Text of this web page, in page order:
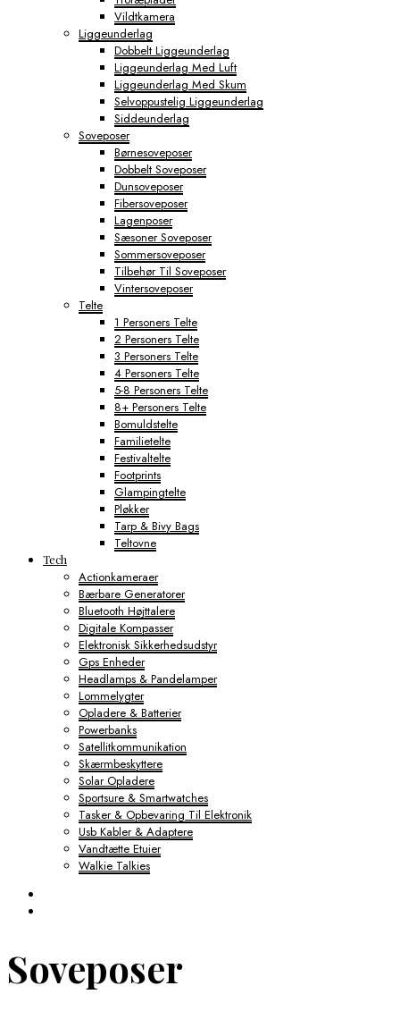
Vildtkamera
Liggeunderlag
Dobbelt Liggeunderlag
Liggeunderlag Med Luft
Liggeunderlag Med Skum
Selvoppustelig Liggeunderlag
Siddeunderlag
Soveposer
Børnesoveposer
Dobbelt Soveposer
Dunsoveposer
Fibersoveposer
Lagenposer
Sæsoner Soveposer
Sommersoveposer
Tilbehør Til Soveposer
Vintersoveposer
Telte
1 Personers Telte
2 Personers Telte
3 Personers Telte
4 Personers Telte
5-8 Personers Telte
8+ Personers Telte
Bomuldstelte
Familietelte
Festivaltelte
Footprints
Glampingtelte
Pløkker
Tarp & Bivy Bags
Teltovne
Tech
Actionkameraer
Bærbare Generatorer
Bluetooth Højttalere
Digitale Kompasser
Elektronisk Sikkerhedsudstyr
Gps Enheder
Headlamps & Pandelamper
Lommelygter
Opladere & Batterier
Powerbanks
Satellitkommunikation
Skærmbeskyttere
Solar Opladere
Sportsure & Smartwatches
Tasker & Opbevaring Til Elektronik
Usb Kabler & Adaptere
Vandtætte Etuier
Walkie Talkies
Soveposer